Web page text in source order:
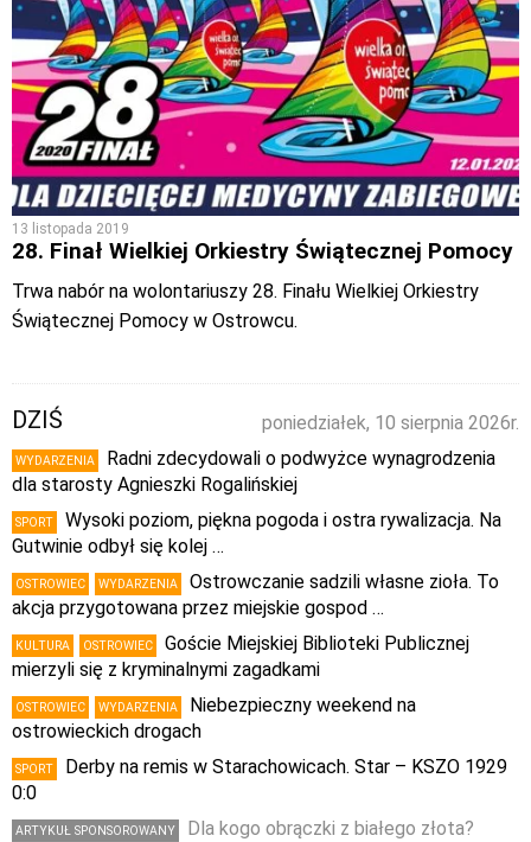
13 listopada 2019
28. Finał Wielkiej Orkiestry Świątecznej Pomocy
Trwa nabór na wolontariuszy 28. Finału Wielkiej Orkiestry
Świątecznej Pomocy w Ostrowcu.
poniedziałek, 10 sierpnia 2026r.
DZIŚ
WYDARZENIA
Radni zdecydowali o podwyżce wynagrodzenia
dla starosty Agnieszki Rogalińskiej
SPORT
Wysoki poziom, piękna pogoda i ostra rywalizacja. Na
Gutwinie odbył się kolej …
OSTROWIEC WYDARZENIA
Ostrowczanie sadzili własne zioła. To
akcja przygotowana przez miejskie gospod …
KULTURA OSTROWIEC
Goście Miejskiej Biblioteki Publicznej
mierzyli się z kryminalnymi zagadkami
OSTROWIEC WYDARZENIA
Niebezpieczny weekend na
ostrowieckich drogach
SPORT
Derby na remis w Starachowicach. Star – KSZO 1929
0:0
ARTYKUŁ SPONSOROWANY
Dla kogo obrączki z białego złota?